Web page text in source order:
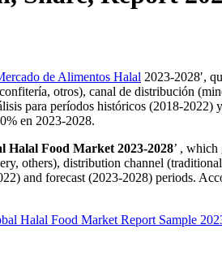
de Alimentos Halal 2023-2028′,
otros), canal de distribución
para períodos históricos (2018-
en 2023-2028.
Halal Food Market 2023-2028’ ,
others), distribution channel
and forecast (2023-2028) periods.
Halal Food Market Report Sample